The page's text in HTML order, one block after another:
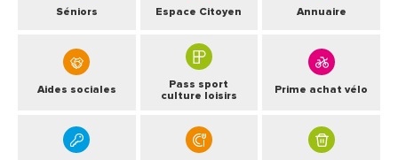
Séniors Espace Citoyen Annuaire
Aides sociales
Pass sport
culture loisirs
Prime achat vélo